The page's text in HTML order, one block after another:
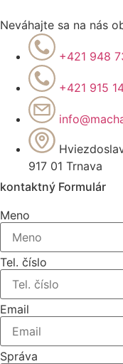
Neváhajte sa na nás
+421 948
+421 915
917 01 Trnava
kontaktný Formulár
Meno
Tel. číslo
Email
Správa